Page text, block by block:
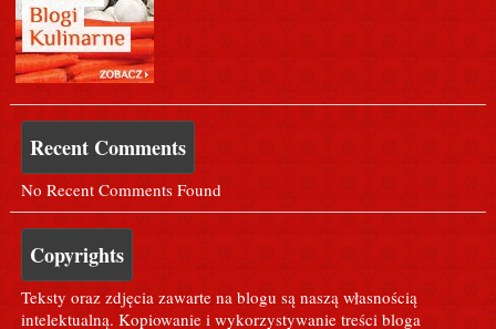
Recent Comments
No Recent Comments Found
Copyrights
Teksty oraz zdjęcia zawarte na blogu są naszą własnością
intelektualną. Kopiowanie i wykorzystywanie treści bloga